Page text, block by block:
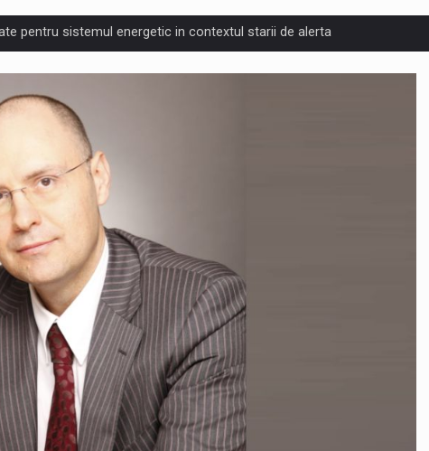
pentru sistemul energetic in contextul starii de alerta
care pedepseste granitele?
Reveals About Bakuchiol's Evolution
supun noilor reglementari UE privind ambalajele pot risca retragerea
ON THE INTERNATIONAL BUSINESS SCENE
MOST DIGITALIZED WHOLESALER IN ROMANIA
by benzinariile RO concept OSCAR – peste 500 de participanti